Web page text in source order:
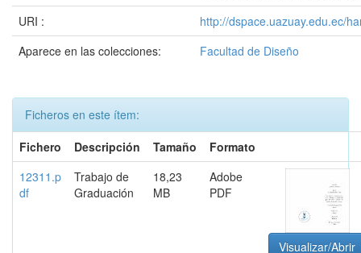
URI :
http://dspace.uazuay.edu.ec/
Aparece en las colecciones:
Facultad de Diseño
Ficheros en este ítem:
Fichero
Descripción Tamaño
Formato
12311.p
df
Trabajo de
Graduación
18,23
MB
Adobe
PDF
Visualizar/Abrir